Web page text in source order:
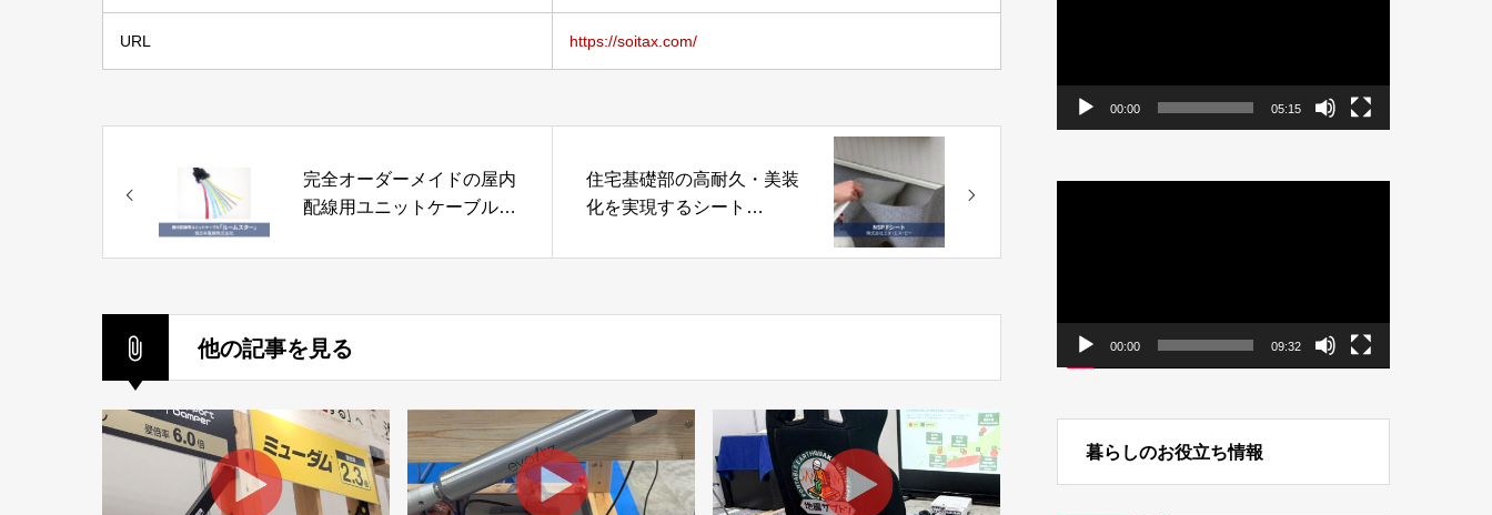
URL https://soitax.com/
完全オーダーメイドの屋内
配線用ユニットケーブル
線株式会社
住宅基礎部の高耐久・美装
化を実現するシート
エヌ・エス・ピー
他の記事を見る
00:00 05:15
動
00:00 09:32
暮らしのお役立ち情報